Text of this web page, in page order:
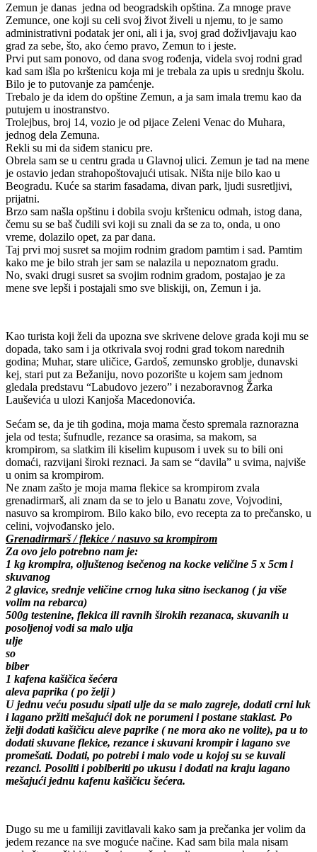
Zemun je danas jedna od beogradskih opština. Za mnoge prave
Zemunce, one koji su celi svoj život živeli u njemu, to je samo
administrativni podatak jer oni, ali i ja, svoj grad doživljavaju kao
grad za sebe, što, ako ćemo pravo, Zemun to i jeste.
Prvi put sam ponovo, od dana svog rođenja, videla svoj rodni grad
kad sam išla po krštenicu koja mi je trebala za upis u srednju školu.
Bilo je to putovanje za pamćenje.
Trebalo je da idem do opštine Zemun, a ja sam imala tremu kao da
putujem u inostranstvo.
Trolejbus, broj 14, vozio je od pijace Zeleni Venac do Muhara,
jednog dela Zemuna.
Rekli su mi da siđem stanicu pre.
Obrela sam se u centru grada u Glavnoj ulici. Zemun je tad na mene
je ostavio jedan strahopoštovajući utisak. Ništa nije bilo kao u
Beogradu. Kuće sa starim fasadama, divan park, ljudi susretljivi,
prijatni.
Brzo sam našla opštinu i dobila svoju krštenicu odmah, istog dana,
čemu su se baš čudili svi koji su znali da se za to, onda, u ono
vreme, dolazilo opet, za par dana.
Taj prvi moj susret sa mojim rodnim gradom pamtim i sad. Pamtim
kako me je bilo strah jer sam se nalazila u nepoznatom gradu.
No, svaki drugi susret sa svojim rodnim gradom, postajao je za
mene sve lepši i postajali smo sve bliskiji, on, Zemun i ja.
Kao turista koji želi da upozna sve skrivene delove grada koji mu se
dopada, tako sam i ja otkrivala svoj rodni grad tokom narednih
godina; Muhar, stare uličice, Gardoš, zemunsko groblje, dunavski
kej, stari put za Bežaniju, novo pozorište u kojem sam jednom
gledala predstavu “Labudovo jezero” i nezaboravnog Žarka
Lauševića u ulozi Kanjoša Macedonovića.
Sećam se, da je tih godina, moja mama često spremala raznorazna
jela od testa; šufnudle, rezance sa orasima, sa makom, sa
krompirom, sa slatkim ili kiselim kupusom i uvek su to bili oni
domaći, razvijani široki reznaci. Ja sam se “davila” u svima, najviše
u onim sa krompirom.
Ne znam zašto je moja mama flekice sa krompirom zvala
grenadirmarš, ali znam da se to jelo u Banatu zove, Vojvodini,
nasuvo sa krompirom. Bilo kako bilo, evo recepta za to prečansko, u
celini, vojvođansko jelo.
Grenadirmarš / flekice / nasuvo sa krompirom
Za ovo jelo potrebno nam je:
1 kg krompira, oljuštenog isečenog na kocke veličine 5 x 5cm i
skuvanog
2 glavice, srednje veličine crnog luka sitno iseckanog ( ja više
volim na rebarca)
500g testenine, flekica ili ravnih širokih rezanaca, skuvanih u
posoljenoj vodi sa malo ulja
ulje
so
biber
1 kafena kašičica šećera
aleva paprika ( po želji )
U jednu veću posudu sipati ulje da se malo zagreje, dodati crni luk
i lagano pržiti mešajući dok ne porumeni i postane staklast. Po
želji dodati kašičicu aleve paprike ( ne mora ako ne volite), pa u to
dodati skuvane flekice, rezance i skuvani krompir i lagano sve
promešati. Dodati, po potrebi i malo vode u kojoj su se kuvali
rezanci. Posoliti i pobiberiti po ukusu i dodati na kraju lagano
mešajući jednu kafenu kašičicu šećera.
Dugo su me u familiji zavitlavali kako sam ja prečanka jer volim da
jedem rezance na sve moguće načine. Kad sam bila mala nisam